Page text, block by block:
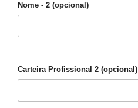
Nome - 2 (opcional)
Carteira Profissional 2 (opcional)